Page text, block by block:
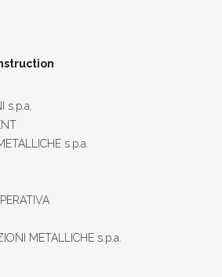
s.p.a.
s.p.a.
METALLICHE s.p.a.